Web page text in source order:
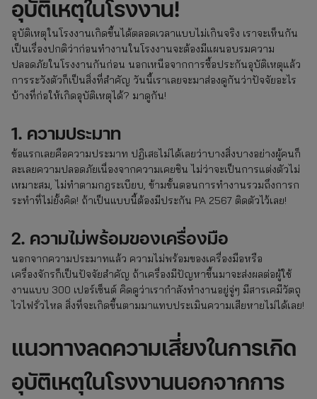
อุบัติเหตุในโรงงาน!
อุบัติเหตุในโรงงานเกิดขึ้นได้ตลอดเวลาแบบไม่เกินจริง เราจะเห็นกัน
เป็นเรื่องปกติว่าก่อนทำงานในโรงงานจะต้องมีแผนอบรมความ
ปลอดภัยในโรงงานกันก่อน นอกเหนือจากการซื้อประกันอุบัติเหตุแล้ว
การระวังตัวก็เป็นสิ่งที่สำคัญ วันนี้เราเลยจะมาส่องดูกันว่าปัจจัยอะไร
บ้างที่ก่อให้เกิดอุบัติเหตุได้? มาดูกัน!
1. ความประมาท
ข้อแรกเลยคือความประมาท ปฏิเสธไม่ได้เลยว่าบางสิ่งบางอย่างผู้คนก็
ละเลยความปลอดภัยเนื่องจากความเคยชิน ไม่ว่าจะเป็นการแต่งตัวไม่
เหมาะสม, ไม่ทำตามกฎระเบียบ, ข้ามขั้นตอนการทำงานรวมถึงการก
ระทำที่ไม่ยั้งคิด! ถ้าเป็นแบบนี้ต้องมีประกัน PA 2567 ติดตัวไว้เลย!
2. ความไม่พร้อมของเครื่องมือ
นอกจากความประมาทแล้ว ความไม่พร้อมของเครื่องมือหรือ
เครื่องจักรก็เป็นปัจจัยสำคัญ ถ้าเครื่องมีปัญหาขึ้นมาจะส่งผลต่อผู้ใช้
งานแบบ 300 เปอร์เซ็นต์ คิดดูว่าเรากำลังทำงานอยู่จู่ๆ มีสารเคมีวัตถุ
ไวไฟรั่วไหล สิ่งที่จะเกิดขึ้นตามมาแทบประเมินความเสียหายไม่ได้เลย!
แนวทางลดความเสี่ยงในการเกิด
อุบัติเหตุในโรงงานนอกจากการ